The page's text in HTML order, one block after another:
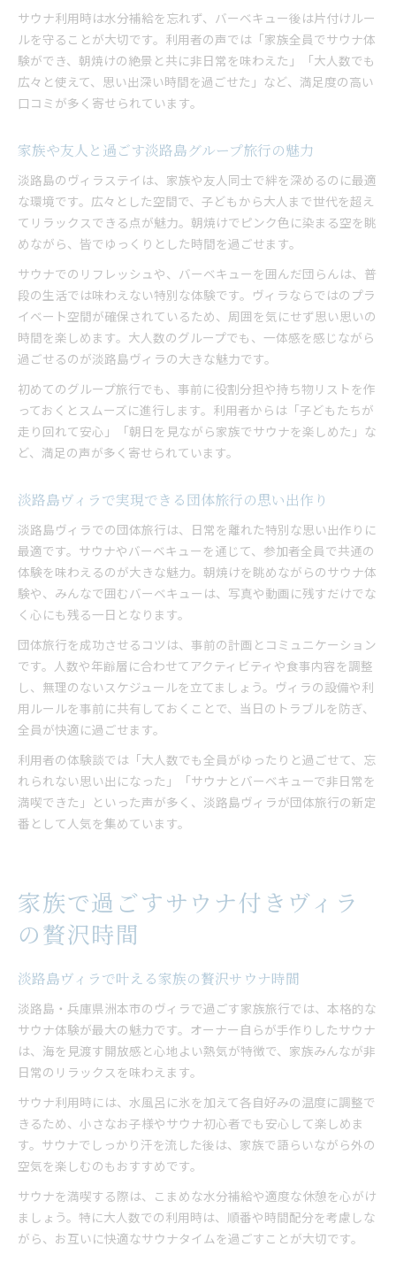
サウナ利用時は水分補給を忘れず、バーベキュー後は片付けルー
ルを守ることが大切です。利用者の声では「家族全員でサウナ体
験ができ、朝焼けの絶景と共に非日常を味わえた」「大人数でも
広々と使えて、思い出深い時間を過ごせた」など、満足度の高い
口コミが多く寄せられています。
家族や友人と過ごす淡路島グループ旅行の魅力
淡路島のヴィラステイは、家族や友人同士で絆を深めるのに最適
な環境です。広々とした空間で、子どもから大人まで世代を超え
てリラックスできる点が魅力。朝焼けでピンク色に染まる空を眺
めながら、皆でゆっくりとした時間を過ごせます。
サウナでのリフレッシュや、バーベキューを囲んだ団らんは、普
段の生活では味わえない特別な体験です。ヴィラならではのプラ
イベート空間が確保されているため、周囲を気にせず思い思いの
時間を楽しめます。大人数のグループでも、一体感を感じながら
過ごせるのが淡路島ヴィラの大きな魅力です。
初めてのグループ旅行でも、事前に役割分担や持ち物リストを作
っておくとスムーズに進行します。利用者からは「子どもたちが
走り回れて安心」「朝日を見ながら家族でサウナを楽しめた」な
ど、満足の声が多く寄せられています。
淡路島ヴィラで実現できる団体旅行の思い出作り
淡路島ヴィラでの団体旅行は、日常を離れた特別な思い出作りに
最適です。サウナやバーベキューを通じて、参加者全員で共通の
体験を味わえるのが大きな魅力。朝焼けを眺めながらのサウナ体
験や、みんなで囲むバーベキューは、写真や動画に残すだけでな
く心にも残る一日となります。
団体旅行を成功させるコツは、事前の計画とコミュニケーション
です。人数や年齢層に合わせてアクティビティや食事内容を調整
し、無理のないスケジュールを立てましょう。ヴィラの設備や利
用ルールを事前に共有しておくことで、当日のトラブルを防ぎ、
全員が快適に過ごせます。
利用者の体験談では「大人数でも全員がゆったりと過ごせて、忘
れられない思い出になった」「サウナとバーベキューで非日常を
満喫できた」といった声が多く、淡路島ヴィラが団体旅行の新定
番として人気を集めています。
家族で過ごすサウナ付きヴィラ
の贅沢時間
淡路島ヴィラで叶える家族の贅沢サウナ時間
淡路島・兵庫県洲本市のヴィラで過ごす家族旅行では、本格的な
サウナ体験が最大の魅力です。オーナー自らが手作りしたサウナ
は、海を見渡す開放感と心地よい熱気が特徴で、家族みんなが非
日常のリラックスを味わえます。
サウナ利用時には、水風呂に氷を加えて各自好みの温度に調整で
きるため、小さなお子様やサウナ初心者でも安心して楽しめま
す。サウナでしっかり汗を流した後は、家族で語らいながら外の
空気を楽しむのもおすすめです。
サウナを満喫する際は、こまめな水分補給や適度な休憩を心がけ
ましょう。特に大人数での利用時は、順番や時間配分を考慮しな
がら、お互いに快適なサウナタイムを過ごすことが大切です。